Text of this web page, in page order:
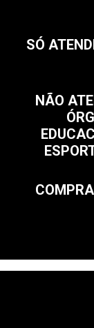
SÓ
NÃO